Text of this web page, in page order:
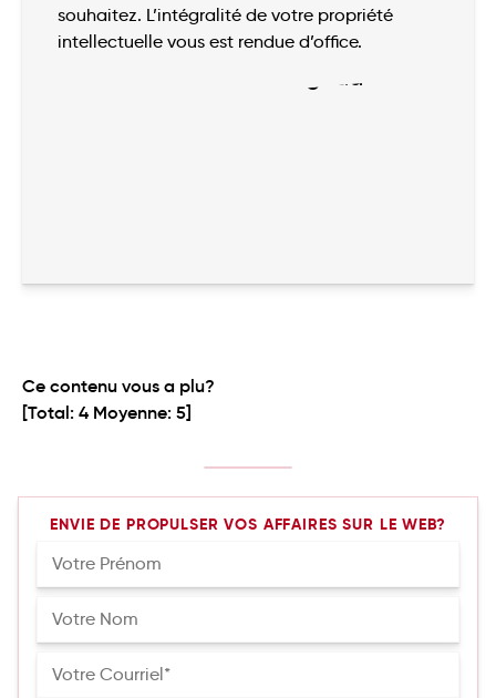
souhaitez. L’intégralité de votre propriété
intellectuelle vous est rendue d’office.
Ce contenu vous a plu?
[Total: 4 Moyenne: 5]
ENVIE DE PROPULSER VOS AFFAIRES SUR LE WEB?